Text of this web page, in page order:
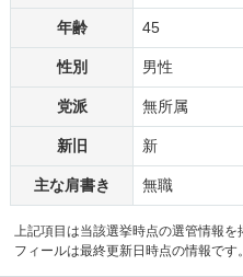
年齢 45
性別 男性
党派 無所属
新旧 新
主な肩書き 無職
上記項目は当該選挙時点の選管情報
フィールは最終更新日時点の情報で